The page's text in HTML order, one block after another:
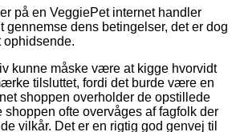
på en VeggiePet internet handler
gennemse dens betingelser, det er dog
ophidsende.
kunne måske være at kigge hvorvidt
tilsluttet, fordi det burde være en
shoppen overholder de opstillede
shoppen ofte overvåges af fagfolk der
vilkår. Det er en rigtig god genvej til